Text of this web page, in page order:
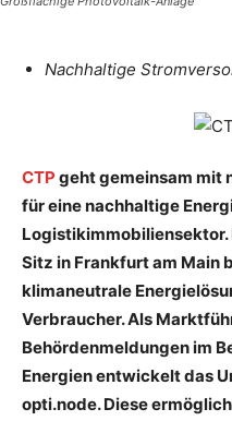
Nachhaltige
CTP geht gemeinsam mit
für eine nachhaltige
Logistikimmobiliensektor.
Sitz in Frankfurt am Main
klimaneutrale
Verbraucher. Als
Behördenmeldungen im
Energien entwickelt das
opti.node. Diese